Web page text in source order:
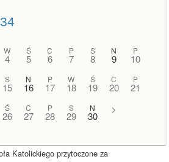
W
4
Ś
5
C
6
P
7
S
8
N
9
P
10
S
15
N
16
P
17
W
18
Ś
19
C
20
P
21
Ś
26
C
27
P
28
S
29
N
30
>
Katolickiego przytoczone za